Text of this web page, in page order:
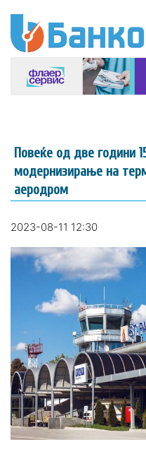
Повеќе од две години
модернизирање на
аеродром
2023-08-11 12:30